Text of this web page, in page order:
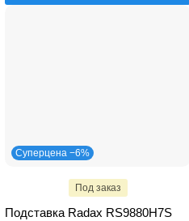
Суперцена −6%
Под заказ
Подставка Radax RS9880H7S